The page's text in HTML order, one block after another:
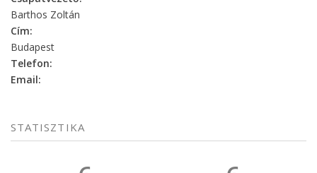
Barthos Zoltán
Cím:
Budapest
Telefon:
Email:
STATISZTIKA